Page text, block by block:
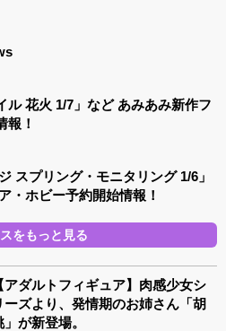
ル 花火 1/7」など あみあみ新作フ
報！
スプリング・モニタリング 1/6」
・ホビー予約開始情報！
をもっと見る
アダルトフィギュア】肉感少女シ
ーズより、発情期のお姉さん「胡
」が新登場。